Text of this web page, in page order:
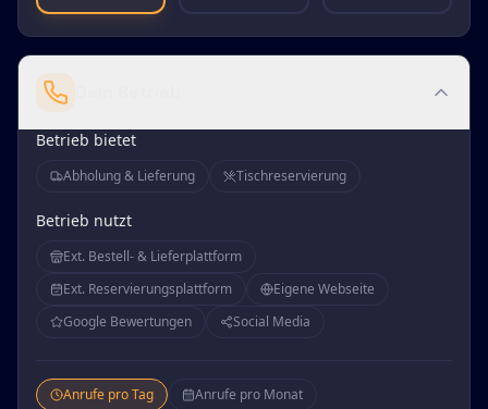
Betrieb bietet
Abholung & Lieferung Tischreservierung
Betrieb nutzt
Ext. Bestell- & Lieferplattform
Ext. Reservierungsplattform
Eigene Webseite
Google Bewertungen
Social Media
Anrufe pro Tag Anrufe pro Monat